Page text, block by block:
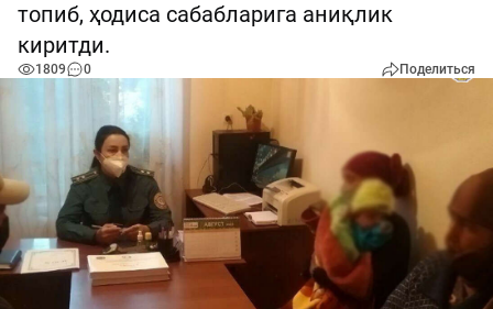
топиб, ҳодиса сабабларига аниқлик
киритди.
1809 0 Поделиться